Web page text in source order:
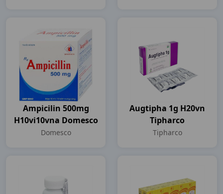
Ampicilin 500mg
H10vi10vna Domesco
Domesco
Augtipha 1g H20vn
Tipharco
Tipharco